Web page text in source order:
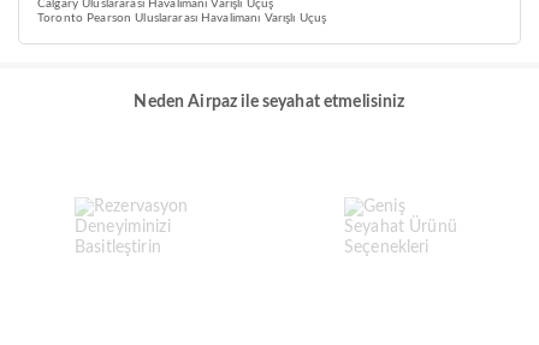
Calgary Uluslararası Havalimanı Varışlı Uçuş
Toronto Pearson Uluslararası Havalimanı Varışlı Uçuş
Neden Airpaz ile seyahat etmelisiniz